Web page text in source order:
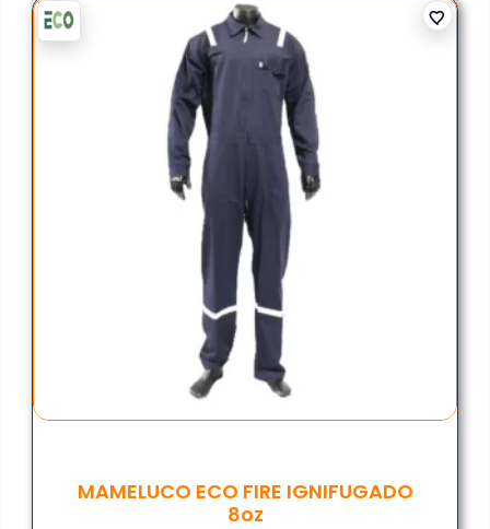
MAMELUCO ECO FIRE IGNIFUGADO
8oz